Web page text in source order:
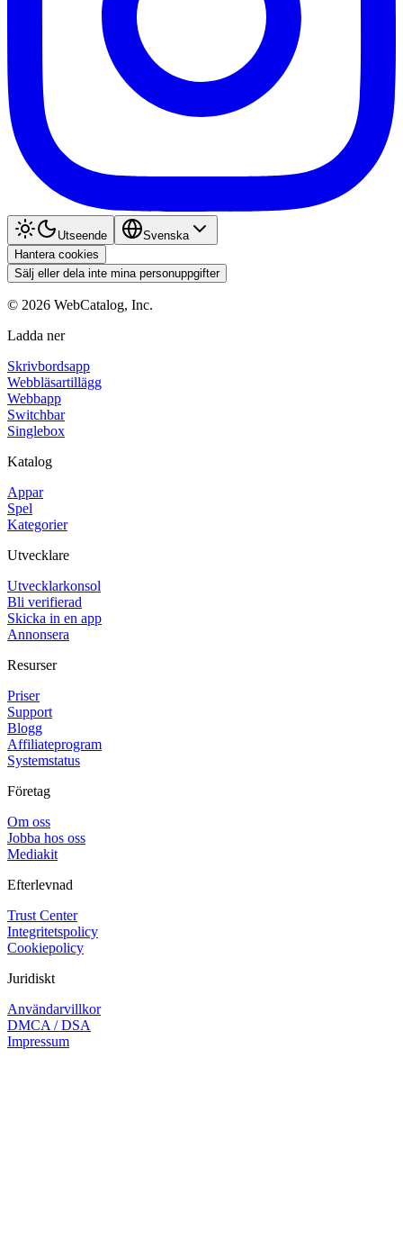
Utseende
Svenska
Hantera cookies
Sälj eller dela inte mina personuppgifter
© 2026 WebCatalog, Inc.
Ladda ner
Skrivbordsapp
Webbläsartillägg
Webbapp
Switchbar
Singlebox
Katalog
Appar
Spel
Kategorier
Utvecklare
Utvecklarkonsol
Bli verifierad
Skicka in en app
Annonsera
Resurser
Priser
Support
Blogg
Affiliateprogram
Systemstatus
Företag
Om oss
Jobba hos oss
Mediakit
Efterlevnad
Trust Center
Integritetspolicy
Cookiepolicy
Juridiskt
Användarvillkor
DMCA / DSA
Impressum